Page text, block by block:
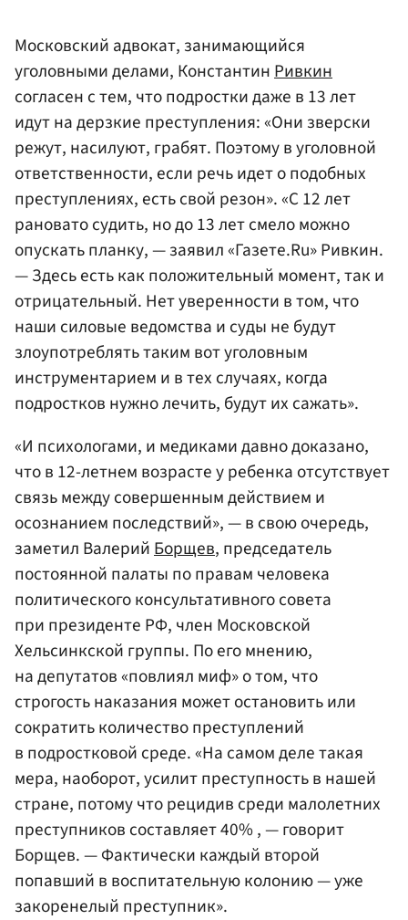
Московский адвокат, занимающийся
уголовными делами, КонстантинРивкин
согласен с тем, что подростки даже в 13 лет
идут на дерзкие преступления: «Они зверски
режут, насилуют, грабят. Поэтому в уголовной
ответственности, если речь идет о подобных
преступлениях, есть свой резон». «С 12 лет
рановато судить, но до 13 лет смело можно
опускать планку, — заявил «Газете.Ru» Ривкин.
— Здесь есть как положительный момент, так и
отрицательный. Нет уверенности в том, что
наши силовые ведомства и суды не будут
злоупотреблять таким вот уголовным
инструментарием и в тех случаях, когда
подростков нужно лечить, будут их сажать».
«И психологами, и медиками давно доказано,
что в 12-летнем возрасте у ребенка отсутствует
связь между совершенным действием и
осознанием последствий», — в свою очередь,
заметил ВалерийБорщев, председатель
постоянной палаты по правам человека
политического консультативного совета
при президенте РФ, член Московской
Хельсинкской группы. По его мнению,
на депутатов «повлиял миф» о том, что
строгость наказания может остановить или
сократить количество преступлений
в подростковой среде. «На самом деле такая
мера, наоборот, усилит преступность в нашей
стране, потому что рецидив среди малолетних
преступников составляет 40% , — говорит
Борщев. — Фактически каждый второй
попавший в воспитательную колонию — уже
закоренелый преступник».